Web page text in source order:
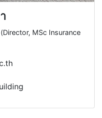
MSc Insurance